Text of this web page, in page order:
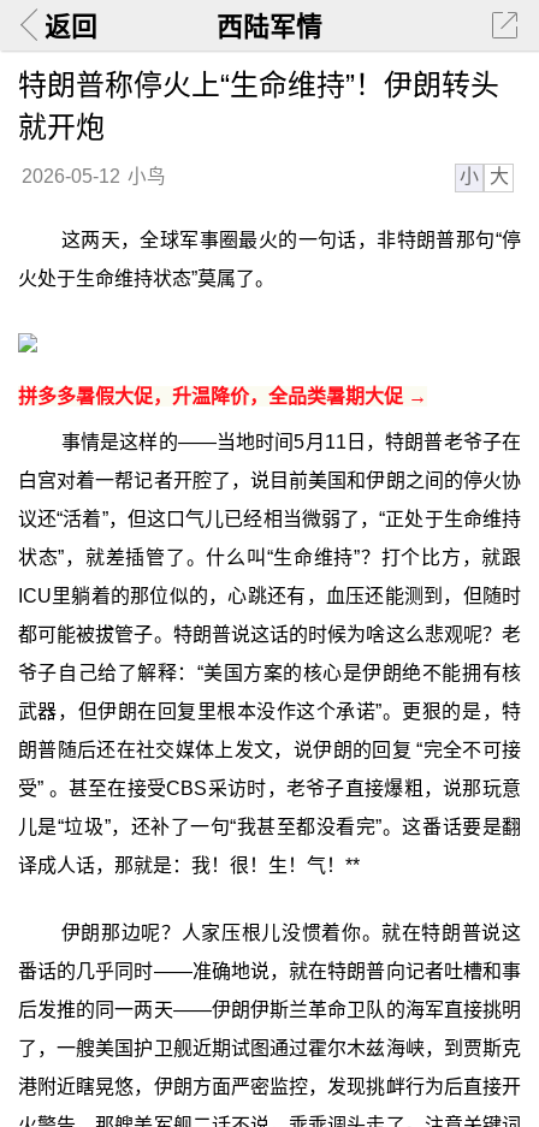
返回 西陆军情
特朗普称停火上“生命维持”！伊朗转头
就开炮
2026-05-12 小鸟 小 大
这两天，全球军事圈最火的一句话，非特朗普那句“停
火处于生命维持状态”莫属了。
拼多多暑假大促，升温降价，全品类暑期大促 →
事情是这样的——当地时间5月11日，特朗普老爷子在
白宫对着一帮记者开腔了，说目前美国和伊朗之间的停火协
议还“活着”，但这口气儿已经相当微弱了，“正处于生命维持
状态”，就差插管了。什么叫“生命维持”？打个比方，就跟
ICU里躺着的那位似的，心跳还有，血压还能测到，但随时
都可能被拔管子。特朗普说这话的时候为啥这么悲观呢？老
爷子自己给了解释：“美国方案的核心是伊朗绝不能拥有核
武器，但伊朗在回复里根本没作这个承诺”。更狠的是，特
朗普随后还在社交媒体上发文，说伊朗的回复 “完全不可接
受” 。甚至在接受CBS采访时，老爷子直接爆粗，说那玩意
儿是“垃圾”，还补了一句“我甚至都没看完”。这番话要是翻
译成人话，那就是：我！很！生！气！**
伊朗那边呢？人家压根儿没惯着你。就在特朗普说这
番话的几乎同时——准确地说，就在特朗普向记者吐槽和事
后发推的同一两天——伊朗伊斯兰革命卫队的海军直接挑明
了，一艘美国护卫舰近期试图通过霍尔木兹海峡，到贾斯克
港附近瞎晃悠，伊朗方面严密监控，发现挑衅行为后直接开